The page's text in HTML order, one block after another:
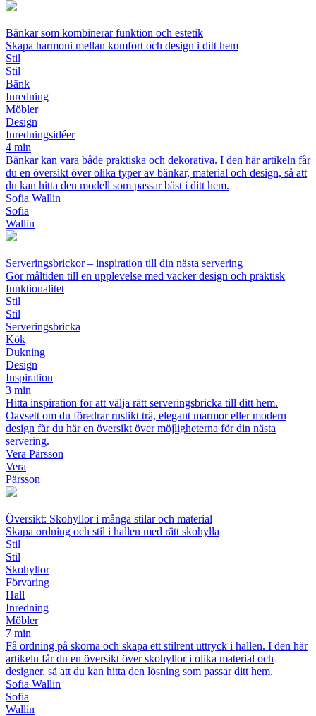
Bänkar som kombinerar funktion och estetik
Skapa harmoni mellan komfort och design i ditt hem
Stil
Stil
Bänk
Inredning
Möbler
Design
Inredningsidéer
4 min
Bänkar kan vara både praktiska och dekorativa. I den här artikeln får
du en översikt över olika typer av bänkar, material och design, så att
du kan hitta den modell som passar bäst i ditt hem.
Sofia Wallin
Sofia
Wallin
Serveringsbrickor – inspiration till din nästa servering
Gör måltiden till en upplevelse med vacker design och praktisk
funktionalitet
Stil
Stil
Serveringsbricka
Kök
Dukning
Design
Inspiration
3 min
Hitta inspiration för att välja rätt serveringsbricka till ditt hem.
Oavsett om du föredrar rustikt trä, elegant marmor eller modern
design får du här en översikt över möjligheterna för din nästa
servering.
Vera Pärsson
Vera
Pärsson
Översikt: Skohyllor i många stilar och material
Skapa ordning och stil i hallen med rätt skohylla
Stil
Stil
Skohyllor
Förvaring
Hall
Inredning
Möbler
7 min
Få ordning på skorna och skapa ett stilrent uttryck i hallen. I den här
artikeln får du en översikt över skohyllor i olika material och
designer, så att du kan hitta den lösning som passar ditt hem.
Sofia Wallin
Sofia
Wallin